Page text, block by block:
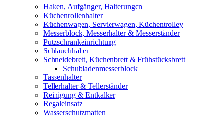
Haken, Aufgänger, Halterungen
Küchenrollenhalter
Küchenwagen, Servierwagen, Küchentrolley
Messerblock, Messerhalter & Messerständer
Putzschrankeinrichtung
Schlauchhalter
Schneidebrett, Küchenbrett & Frühstücksbrett
Schubladenmesserblock
Tassenhalter
Tellerhalter & Tellerständer
Reinigung & Entkalker
Regaleinsatz
Wasserschutzmatten